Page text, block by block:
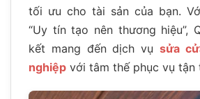
tối ưu cho tài sản của bạn.
“Uy tín tạo nên thương hiệu”,
kết mang đến dịch vụ sửa
nghiệp với tâm thế phục vụ tận